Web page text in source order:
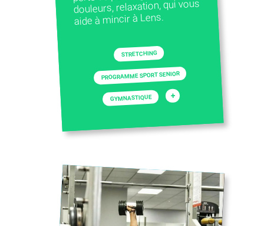
douleurs, relaxation, qui vous
aide à mincir à Lens.
STRETCHING
PROGRAMME SPORT SENIOR
GYMNASTIQUE +